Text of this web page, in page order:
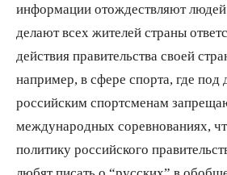
информации отождествляют людей
делают всех жителей страны
действия правительства своей
например, в сфере спорта, где под
российским спортсменам
международных соревнованиях,
политику российского
любят писать о “русских” в